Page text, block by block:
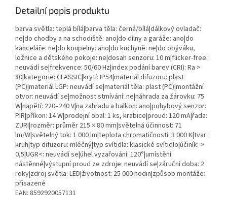
Detailní popis produktu
barva světla: teplá bílá|barva těla: černá/bílá|dálkový ovladač:
ne|do chodby a na schodiště: ano|do dílny a garáže: ano|do
kanceláře: ne|do koupelny: ano|do kuchyně: ne|do obýváku,
ložnice a dětského pokoje: ne|dosah senzoru: 10 m|flicker-free:
neuvádí se|frekvence: 50/60 Hz|index podání barev (CRI): Ra >
80|kategorie: CLASSIC|krytí: IP54|materiál difuzoru: plast
(PC)|materiál LGP: neuvádí se|materiál těla: plast (PC)|montážní
otvor: neuvádí se|možnost stmívání: ne|náhrada za žárovku: 75
W|napětí: 220–240 V|na zahradu a balkon: ano|pohybový senzor:
PIR|příkon: 14 W|prodejní obal: 1 ks, krabice|proud: 120 mA|řada:
ZURI|rozměr: průměr 215 × 80 mm|světelná účinnost: 71
lm/W|světelný tok: 1 000 lm|teplota chromatičnosti: 3 000 K|tvar:
kruh|typ difuzoru: mléčný|typ svítidla: klasické svítidlo|účiník: >
0,5|UGR<: neuvádí se|úhel vyzařování: 120°|umístění:
nástěnné|výstupní proud ze zdroje: neuvádí se|záruční doba: 2
roky|zdroj světla: LED|životnost: 25 000 hodin|způsob montáže:
přisazené
EAN: 8592920057131